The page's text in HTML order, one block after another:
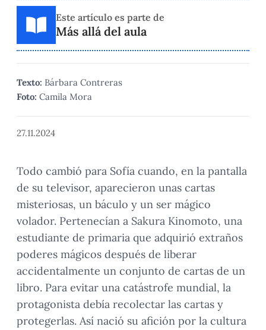
Este artículo es parte de
Más allá del aula
Texto: Bárbara Contreras
Foto: Camila Mora
27.11.2024
Todo cambió para Sofía cuando, en la pantalla
de su televisor, aparecieron unas cartas
misteriosas, un báculo y un ser mágico
volador. Pertenecían a Sakura Kinomoto, una
estudiante de primaria que adquirió extraños
poderes mágicos después de liberar
accidentalmente un conjunto de cartas de un
libro. Para evitar una catástrofe mundial, la
protagonista debía recolectar las cartas y
protegerlas. Así nació su afición por la cultura